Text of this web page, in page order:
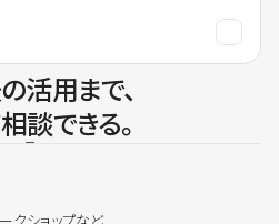
活用まで、
談できる。
クショップなど、